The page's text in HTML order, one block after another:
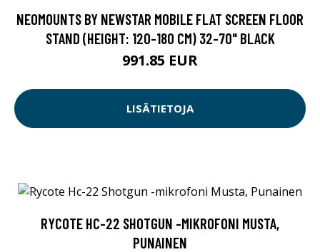
NEOMOUNTS BY NEWSTAR MOBILE FLAT SCREEN FLOOR
STAND (HEIGHT: 120-180 CM) 32-70" BLACK
991.85 EUR
LISÄTIETOJA
RYCOTE HC-22 SHOTGUN -MIKROFONI MUSTA,
PUNAINEN